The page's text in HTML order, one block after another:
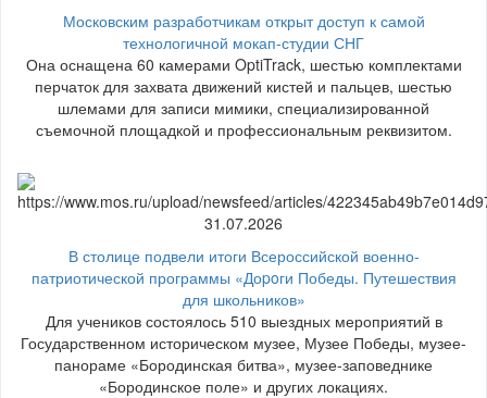
Московским разработчикам открыт доступ к самой
технологичной мокап-студии СНГ
Она оснащена 60 камерами OptiTrack, шестью комплектами
перчаток для захвата движений кистей и пальцев, шестью
шлемами для записи мимики, специализированной
съемочной площадкой и профессиональным реквизитом.
31.07.2026
В столице подвели итоги Всероссийской военно-
патриотической программы «Доpoги Победы. Путешествия
для школьников»
Для учеников состоялось 510 выездных мероприятий в
Государственном историческом музее, Музее Победы, музее-
панораме «Бородинская битва», музее-заповеднике
«Бородинское поле» и других локациях.